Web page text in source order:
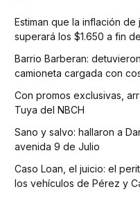
Estiman que la inflación
superará los $1.650 a fin
Barrio Barberan:
camioneta cargada con
Con promos exclusivas,
Tuya del NBCH
Sano y salvo: hallaron a
avenida 9 de Julio
Caso Loan, el juicio: el
los vehículos de Pérez y